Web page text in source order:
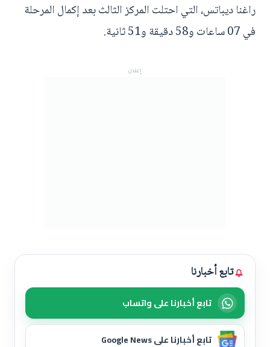
راغنا ديباتس، التي احتلت المركز الثالث بعد إكمال المرحلة
في 07 ساعات و58 دقيقة و51 ثانية.
إعلان
تابع أخبارنا
تابع أخبارنا على واتساب
تابع أخبارنا على Google News